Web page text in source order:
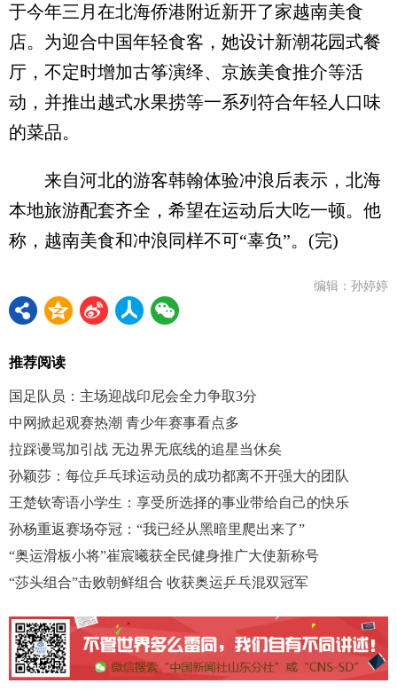
于今年三月在北海侨港附近新开了家越南美食
店。为迎合中国年轻食客，她设计新潮花园式餐
厅，不定时增加古筝演绎、京族美食推介等活
动，并推出越式水果捞等一系列符合年轻人口味
的菜品。
来自河北的游客韩翰体验冲浪后表示，北海
本地旅游配套齐全，希望在运动后大吃一顿。他
称，越南美食和冲浪同样不可“辜负”。(完)
编辑：孙婷婷
推荐阅读
国足队员：主场迎战印尼会全力争取3分
中网掀起观赛热潮 青少年赛事看点多
拉踩谩骂加引战 无边界无底线的追星当休矣
孙颖莎：每位乒乓球运动员的成功都离不开强大的团队
王楚钦寄语小学生：享受所选择的事业带给自己的快乐
孙杨重返赛场夺冠：“我已经从黑暗里爬出来了”
“奥运滑板小将”崔宸曦获全民健身推广大使新称号
“莎头组合”击败朝鲜组合 收获奥运乒乓混双冠军